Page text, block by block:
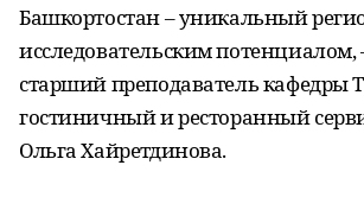
Башкортостан – уникальный
исследовательским потенциалом,
старший преподаватель кафедры
гостиничный и ресторанный
Ольга Хайретдинова.